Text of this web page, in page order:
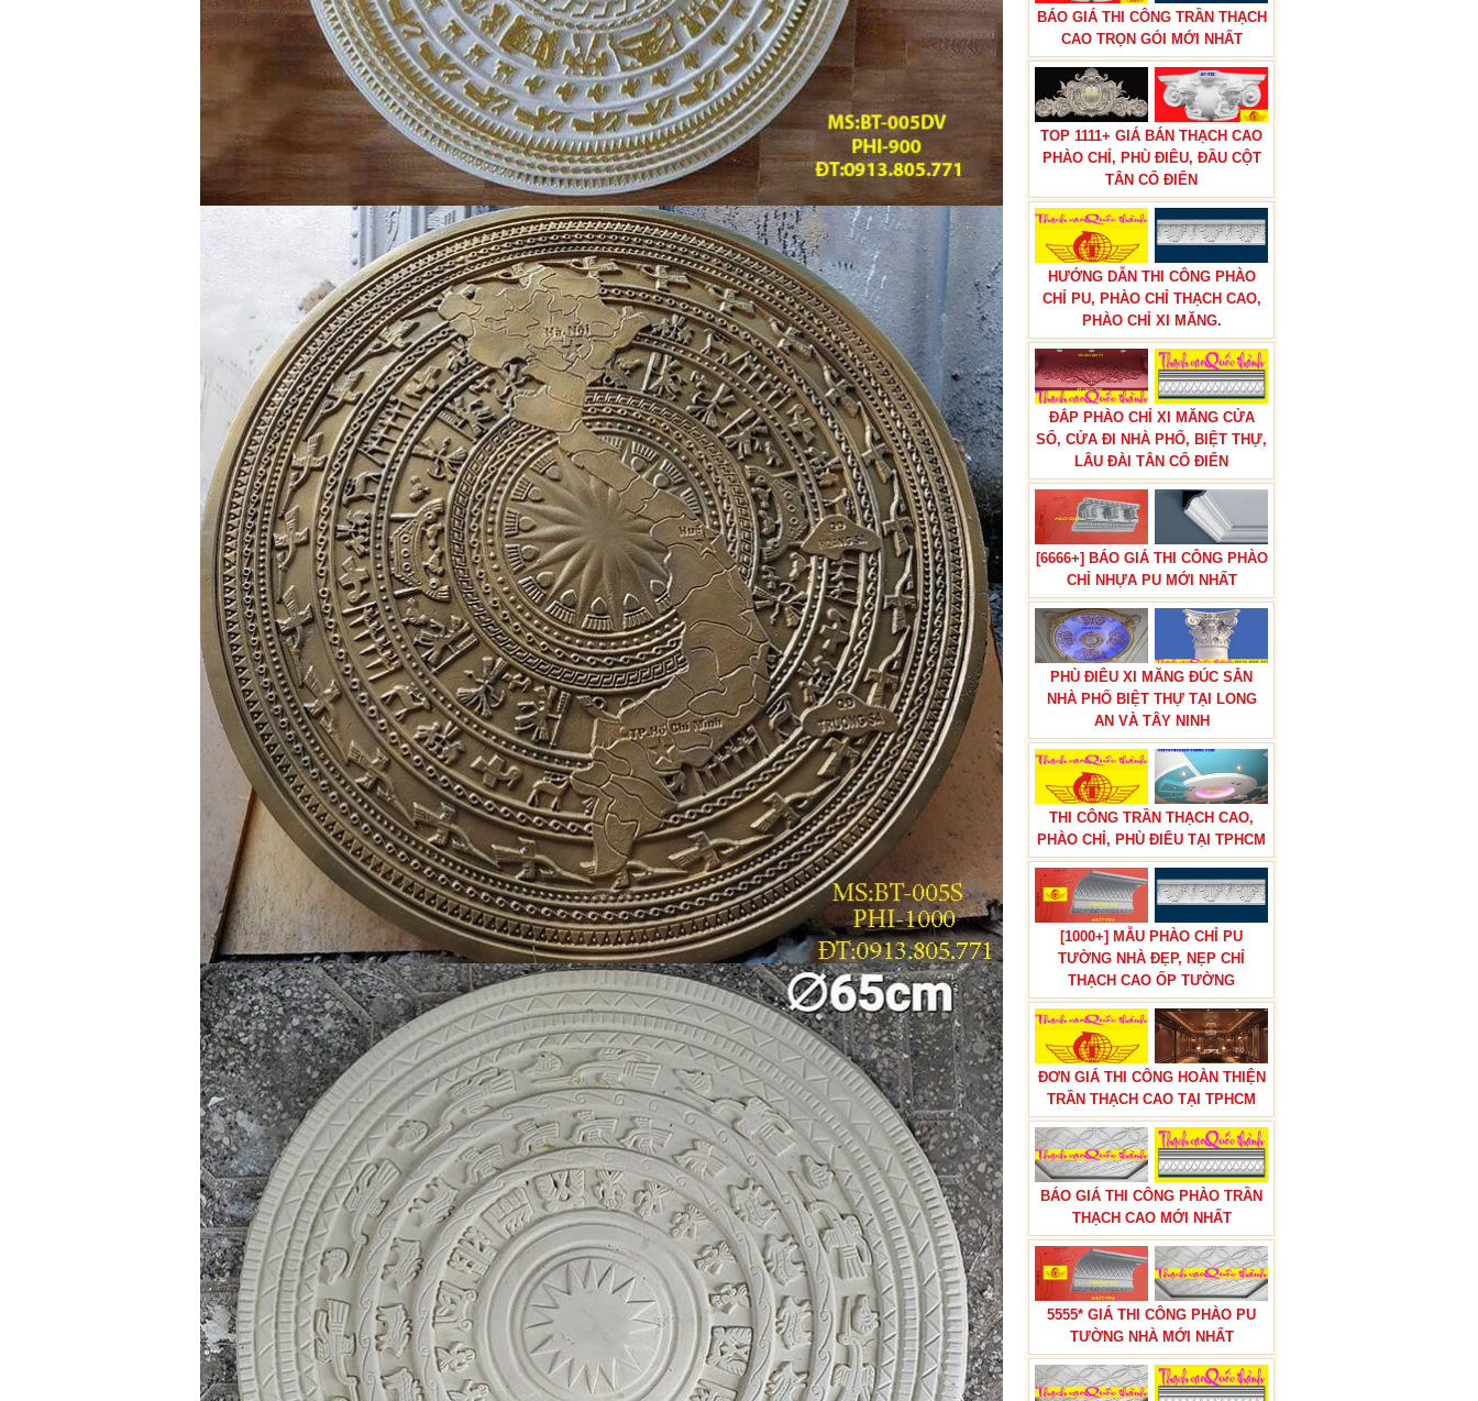
BÁO GIÁ THI CÔNG TRẦN THẠCH
CAO TRỌN GÓI MỚI NHẤT
TOP 1111+ GIÁ BÁN THẠCH CAO
PHÀO CHỈ, PHÙ ĐIÊU, ĐẦU CỘT
TÂN CỔ ĐIỂN
HƯỚNG DẪN THI CÔNG PHÀO
CHỈ PU, PHÀO CHỈ THẠCH CAO,
PHÀO CHỈ XI MĂNG.
ĐẮP PHÀO CHỈ XI MĂNG CỬA
SỔ, CỬA ĐI NHÀ PHỐ, BIỆT THỰ,
LÂU ĐÀI TÂN CỔ ĐIỂN
[6666+] BÁO GIÁ THI CÔNG PHÀO
CHỈ NHỰA PU MỚI NHẤT
PHÙ ĐIÊU XI MĂNG ĐÚC SẴN
NHÀ PHỐ BIỆT THỰ TẠI LONG
AN VÀ TÂY NINH
THI CÔNG TRẦN THẠCH CAO,
PHÀO CHỈ, PHÙ ĐIÊU TẠI TPHCM
[1000+] MẪU PHÀO CHỈ PU
TƯỜNG NHÀ ĐẸP, NẸP CHỈ
THẠCH CAO ỐP TƯỜNG
ĐƠN GIÁ THI CÔNG HOÀN THIỆN
TRẦN THẠCH CAO TẠI TPHCM
BÁO GIÁ THI CÔNG PHÀO TRẦN
THẠCH CAO MỚI NHẤT
5555* GIÁ THI CÔNG PHÀO PU
TƯỜNG NHÀ MỚI NHẤT
BÁO GIÁ THI CÔNG PHÀO CHỈ
PU TÂN CỔ ĐIỂN TẠI TPHCM
BÁO GIÁ THI CÔNG TRẦN THẠCH
CAO TRỌN GÓI